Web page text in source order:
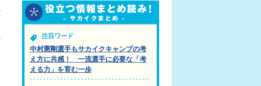
注目ワード
中村憲剛選手もサカイクキャンプの考
え方に共感！ 一流選手に必要な「考
える力」を育む一歩